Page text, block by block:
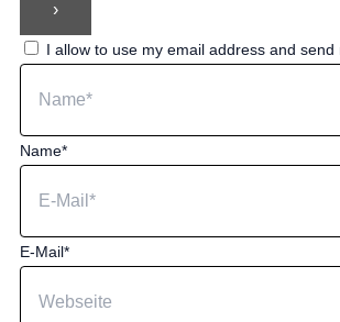
I allow to use my email address and
Name*
E-Mail*